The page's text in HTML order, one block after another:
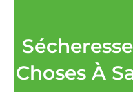
Choses À